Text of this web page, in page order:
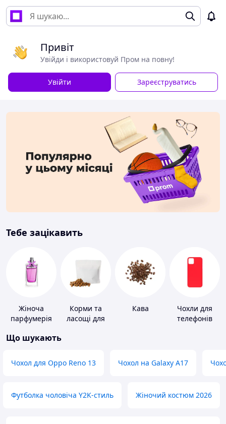
Привіт
Увійди і використовуй Пром на повну!
Увійти Зареєструватись
Тебе зацікавить
Жіноча
парфумерія
Корми та
ласощі для
Кава
Чохли для
телефонів
Що шукають
Чохол для Oppo Reno 13 Чохол на Galaxy A17
Футболка чоловіча Y2K-стиль Жіночий костюм 2026